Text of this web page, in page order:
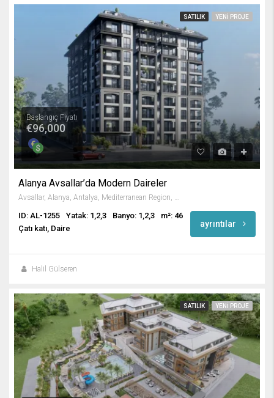
SATILIK YENI PROJE
Başlangıç Fiyatı
€96,000
Alanya Avsallar’da Modern Daireler
Avsallar, Alanya, Antalya, Mediterranean Region, 07407, Turkey
ID: AL-1255 Yatak: 1,2,3 Banyo: 1,2,3
m²: 46
Çatı katı, Daire
ayrıntılar
Halil Gülseren
SATILIK YENI PROJE